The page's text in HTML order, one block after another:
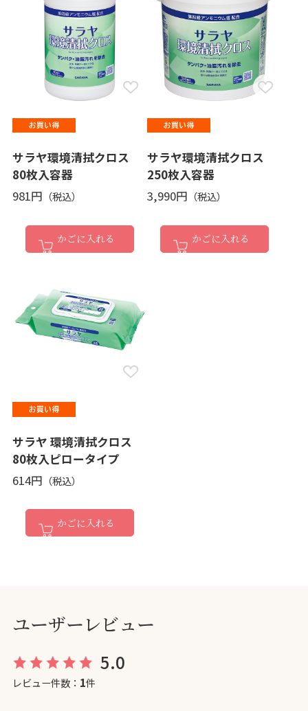
サラヤ環境清拭クロス
80枚入容器
981円
かごに入れる
サラヤ環境清拭クロス
250枚入容器
3,990円
かごに入れる
サラヤ 環境清拭クロス
80枚入ピロータイプ
614円
かごに入れる
ユーザーレビュー
5.0
レビュー件数： 1件